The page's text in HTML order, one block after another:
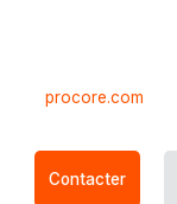
procore.com
Contacter